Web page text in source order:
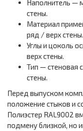
Наполнитель —
стены.
Материал
ряд / верх стены.
Углы и цоколь
верх стены.
Тип — стеновая
стены.
Перед выпуском
положение стыков и
Полиэстер RAL9002
подмену близкой, но